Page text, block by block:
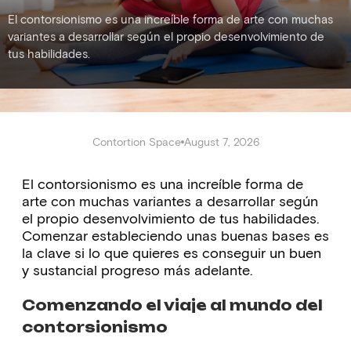
El contorsionismo es una increíble forma de arte con muchas
variantes a desarrollar según el propio desenvolvimiento de
tus habilidades.
Contortion Space August 7, 2026
El contorsionismo es una increíble forma de
arte con muchas variantes a desarrollar según
el propio desenvolvimiento de tus habilidades.
Comenzar estableciendo unas buenas bases es
la clave si lo que quieres es conseguir un buen
y sustancial progreso más adelante.
Comenzando el viaje al mundo del
contorsionismo